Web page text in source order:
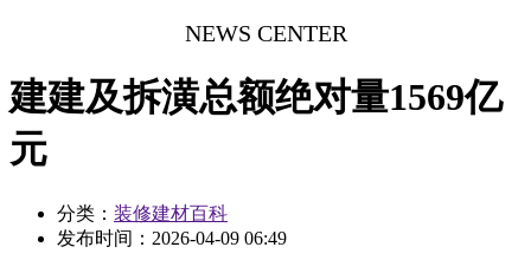
NEWS CENTER
建建及拆潢总额绝对量1569亿
元
分类： 装修建材百科
发布时间： 2026-04-09 06:49